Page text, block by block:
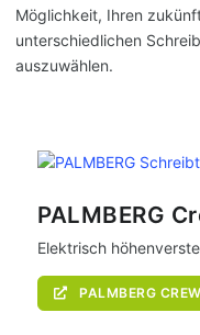
Möglichkeit, Ihren
unterschiedlichen
auszuwählen.
PALMBERG
Elektrisch
PALMBERG